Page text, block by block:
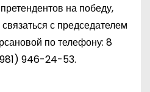
на победу,
с председателем
по телефону: 8
946-24-53.